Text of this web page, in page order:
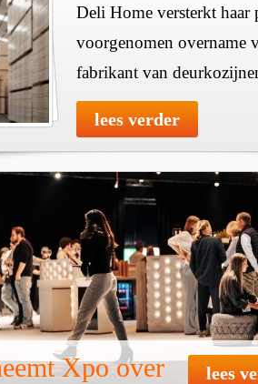
Deli Home versterkt haar
voorgenomen overname
fabrikant van
lees verder
Xpo over lees